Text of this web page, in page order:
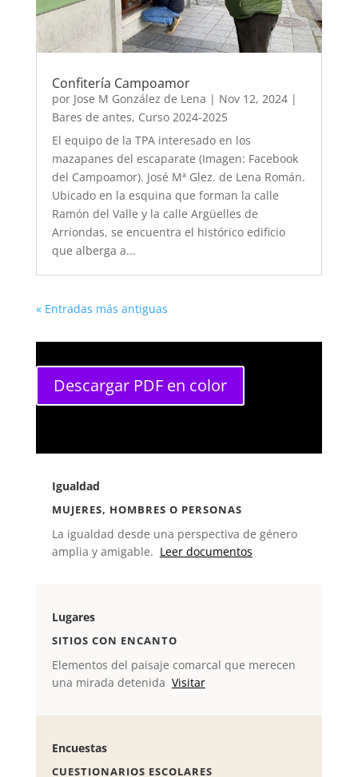
Confitería Campoamor
por Jose M González de Lena | Nov 12, 2024|
Bares de antes, Curso 2024-2025
El equipo de la TPA interesado en los
mazapanes del escaparate (Imagen: Facebook
del Campoamor). José Mª Glez. de Lena Román.
Ubicado en la esquina que forman la calle
Ramón del Valle y la calle Argüelles de
Arriondas, se encuentra el histórico edificio
que alberga a...
« Entradas más antiguas
Descargar PDF en color
Igualdad
MUJERES, HOMBRES O PERSONAS
La igualdad desde una perspectiva de género
amplia y amigable. Leer documentos
Lugares
SITIOS CON ENCANTO
Elementos del paisaje comarcal que merecen
una mirada detenida Visitar
Encuestas
CUESTIONARIOS ESCOLARES